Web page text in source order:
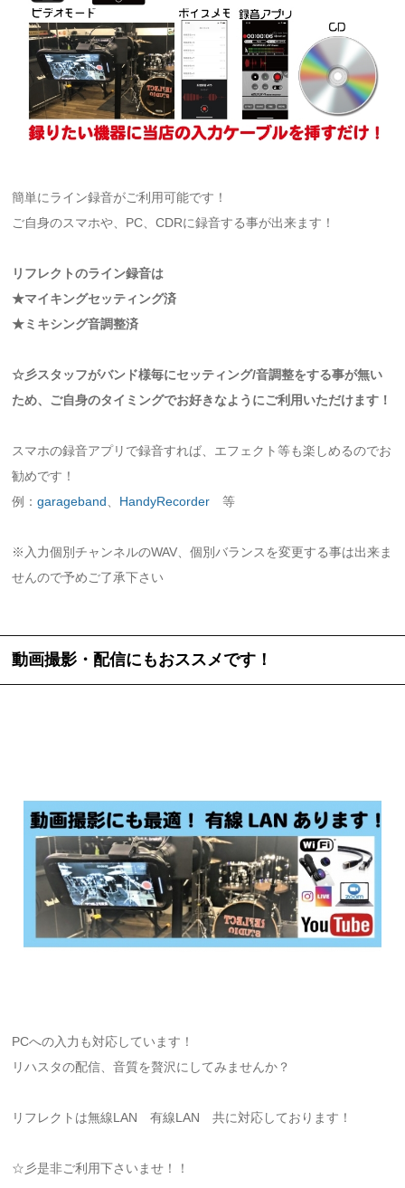
簡単にライン録音がご利用可能です！
ご自身のスマホや、PC、CDRに録音する事が出来ます！
リフレクトのライン録音は
★マイキングセッティング済
★ミキシング音調整済
☆彡スタッフがバンド様毎にセッティング/音調整をする事が無い
ため、ご自身のタイミングでお好きなようにご利用いただけます！
スマホの録音アプリで録音すれば、エフェクト等も楽しめるのでお
勧めです！
例：garageband HandyRecorder 等
※入力個別チャンネルのWAV、個別バランスを変更する事は出来ま
せんので予めご了承下さい
動画撮影・配信にもおススメです！
PCへの入力も対応しています！
リハスタの配信、音質を贅沢にしてみませんか？
リフレクトは無線LAN 有線LAN 共に対応しております！
☆彡是非ご利用下さいませ！！